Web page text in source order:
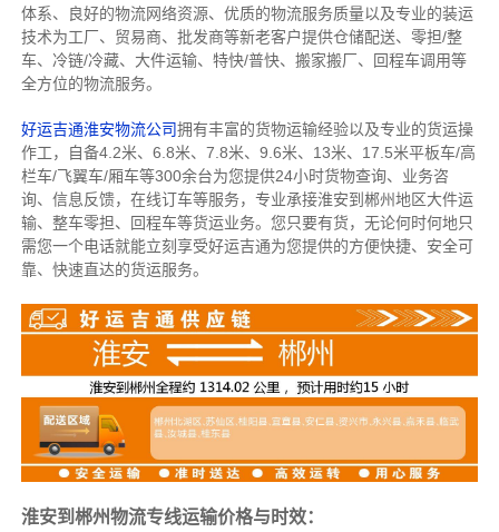
体系、良好的物流网络资源、优质的物流服务质量以及专业的装运
技术为工厂、贸易商、批发商等新老客户提供仓储配送、零担/整
车、冷链/冷藏、大件运输、特快/普快、搬家搬厂、回程车调用等
全方位的物流服务。
好运吉通淮安物流公司拥有丰富的货物运输经验以及专业的货运操
作工，自备4.2米、6.8米、7.8米、9.6米、13米、17.5米平板车/高
栏车/飞翼车/厢车等300余台为您提供24小时货物查询、业务咨
询、信息反馈，在线订车等服务， 专业承接淮安到郴州地区大件运
输、整车零担、回程车等货运业务。 您只要有货，无论何时何地只
需您一个电话就能立刻享受好运吉通为您提供的方便快捷、安全可
靠、快速直达的货运服务。
淮安到郴州物流专线运输价格与时效：